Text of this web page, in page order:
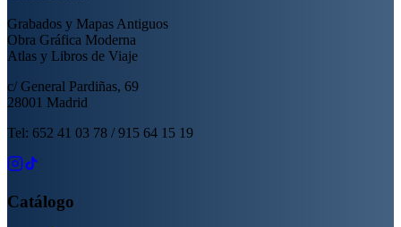
Grabados y Mapas Antiguos
Obra Gráfica Moderna
Atlas y Libros de Viaje
c/ General Pardiñas, 69
28001 Madrid
Tel: 652 41 03 78 / 915 64 15 19
Catálogo